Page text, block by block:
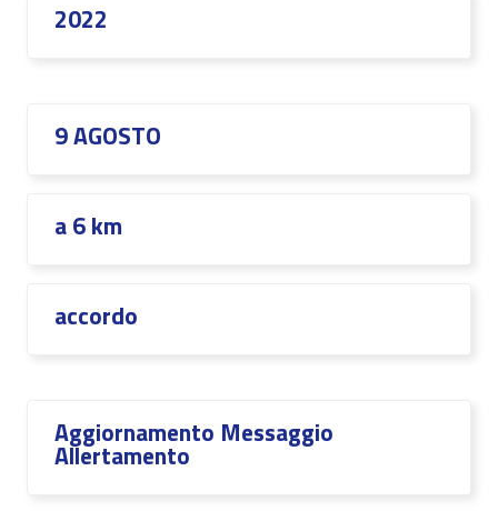
2022
9 AGOSTO
a 6 km
accordo
Aggiornamento Messaggio
Allertamento